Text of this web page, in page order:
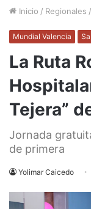
Inicio / Regionales /
Mundial Valencia
La Ruta
Tejera”
Jornada
de primera
Yolimar Caicedo